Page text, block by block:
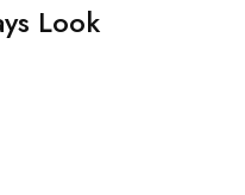
Look